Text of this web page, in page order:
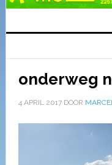
onderweg
4 APRIL 2017DOOR